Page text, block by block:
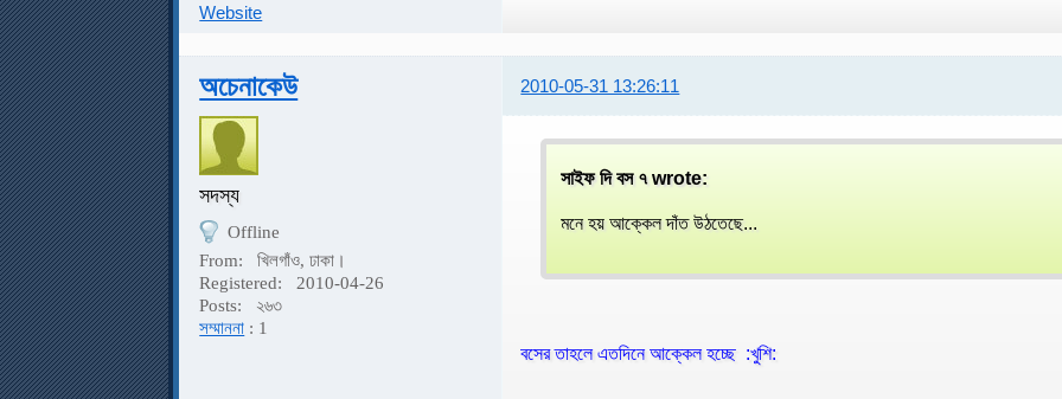
Website
অচেনাকেউ 2010-05-31 13:26:11
সদস্য
Offline
From:
খিলগাঁও, ঢাকা।
Registered:
2010-04-26
Posts:
২৬৩
সম্মাননা : 1
সাইফ দি বস ৭ wrote:
মনে হয় আক্কেল দাঁত উঠতেছে...
বসের তাহলে এতদিনে আক্কেল হচ্ছে :খুশি: